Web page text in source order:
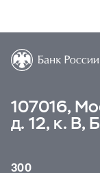
107016,
д. 12, к. В,
300